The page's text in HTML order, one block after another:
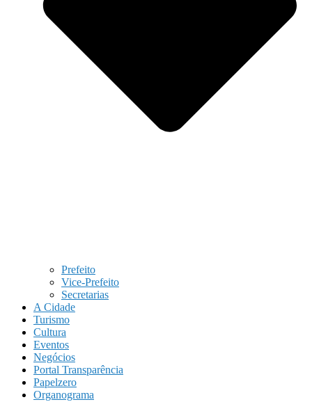
Prefeito
Vice-Prefeito
Secretarias
A Cidade
Turismo
Cultura
Eventos
Negócios
Portal Transparência
Papelzero
Organograma